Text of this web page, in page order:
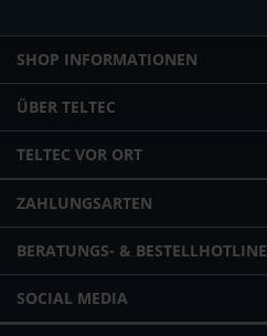
SHOP INFORMATIONEN
ÜBER TELTEC
TELTEC VOR ORT
ZAHLUNGSARTEN
BERATUNGS- & BESTELLHOTLINE
SOCIAL MEDIA